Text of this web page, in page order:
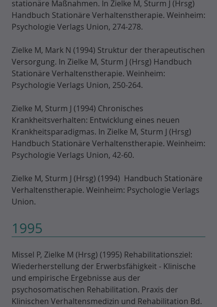
stationäre Maßnahmen. In Zielke M, Sturm J (Hrsg)
Handbuch Stationäre Verhaltenstherapie. Weinheim:
Psychologie Verlags Union, 274-278.
Zielke M, Mark N (1994) Struktur der therapeutischen
Versorgung. In Zielke M, Sturm J (Hrsg) Handbuch
Stationäre Verhaltenstherapie. Weinheim:
Psychologie Verlags Union, 250-264.
Zielke M, Sturm J (1994) Chronisches
Krankheitsverhalten: Entwicklung eines neuen
Krankheitsparadigmas. In Zielke M, Sturm J (Hrsg)
Handbuch Stationäre Verhaltenstherapie. Weinheim:
Psychologie Verlags Union, 42-60.
Zielke M, Sturm J (Hrsg) (1994) Handbuch Stationäre
Verhaltenstherapie. Weinheim: Psychologie Verlags
Union.
1995
Missel P, Zielke M (Hrsg) (1995) Rehabilitationsziel:
Wiederherstellung der Erwerbsfähigkeit - Klinische
und empirische Ergebnisse aus der
psychosomatischen Rehabilitation. Praxis der
Klinischen Verhaltensmedizin und Rehabilitation Bd.